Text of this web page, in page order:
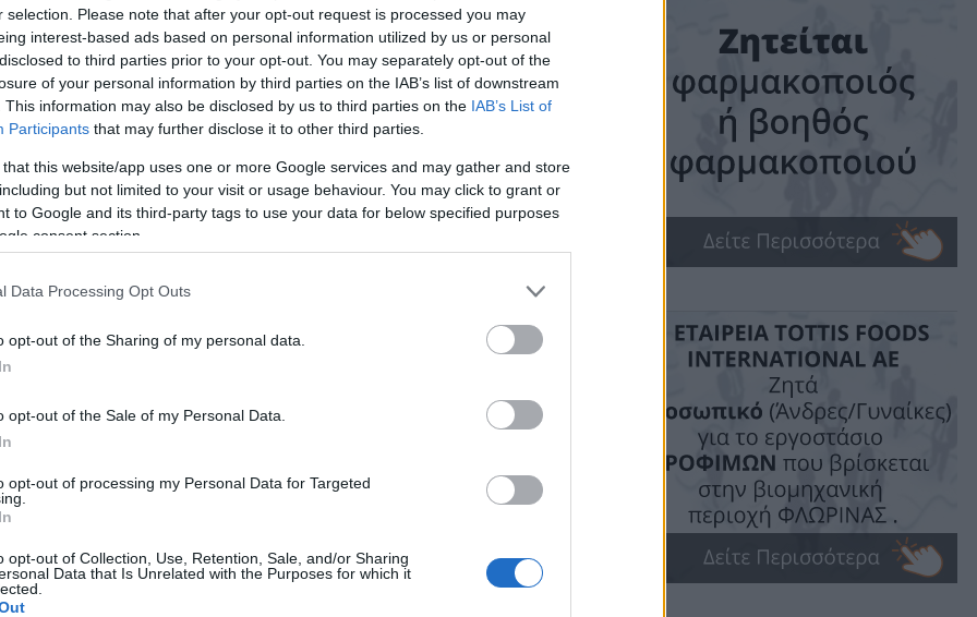
selection. Please note that after your opt-out request is processed you may
interest-based ads based on personal information utilized by us or personal
to third parties prior to your opt-out. You may separately opt-out of the
of your personal information by third parties on the IAB’s list of downstream
This information may also be disclosed by us to third parties on the IAB’s List of
Participants that may further disclose it to other third parties.
that this website/app uses one or more Google services and may gather and store
but not limited to your visit or usage behaviour. You may click to grant or
to Google and its third-party tags to use your data for below specified purposes
consent section.
Data Processing Opt Outs
opt-out of the Sharing of my personal data.
opt-out of the Sale of my Personal Data.
opt-out of processing my Personal Data for Targeted
opt-out of Collection, Use, Retention, Sale, and/or Sharing
Data that Is Unrelated with the Purposes for which it
Sumud Flotilla»:
τους οι 27
και η Π.
Reading Time: 1 min read
και μάθετε πρώτοι όλες τις ειδήσεις!